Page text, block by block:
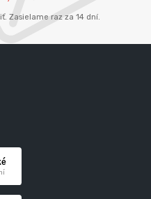
Zasielame raz za 14 dní.